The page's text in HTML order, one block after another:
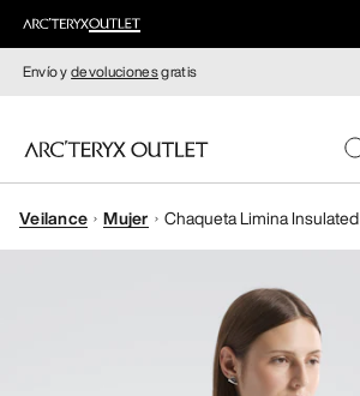
Envío ydevolucionesgratis
MUJERE
Veilance Mujer Chaqueta Limina Insulated